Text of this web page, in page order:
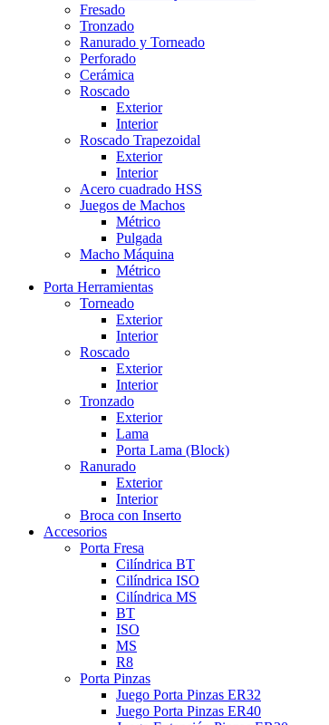
Fresado
Tronzado
Ranurado y Torneado
Perforado
Cerámica
Roscado
Exterior
Interior
Roscado Trapezoidal
Exterior
Interior
Acero cuadrado HSS
Juegos de Machos
Métrico
Pulgada
Macho Máquina
Métrico
Porta Herramientas
Torneado
Exterior
Interior
Roscado
Exterior
Interior
Tronzado
Exterior
Lama
Porta Lama (Block)
Ranurado
Exterior
Interior
Broca con Inserto
Accesorios
Porta Fresa
Cilíndrica BT
Cilíndrica ISO
Cilíndrica MS
BT
ISO
MS
R8
Porta Pinzas
Juego Porta Pinzas ER32
Juego Porta Pinzas ER40